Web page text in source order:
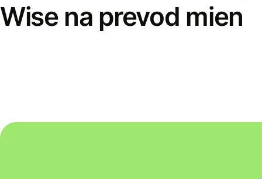
Wise na prevod mien